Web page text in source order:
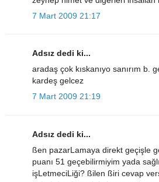
7 Mart 2009 21:17
Adsız dedi ki...
aradaş çok kıskanıyo sanırım b.
kardeş gelcez
7 Mart 2009 21:19
Adsız dedi ki...
ßen pazarLamaya direkt geçişle
puanı 51 geçebilirmiyim yada
işLetmeciLiği? ßilen ßiri cevap